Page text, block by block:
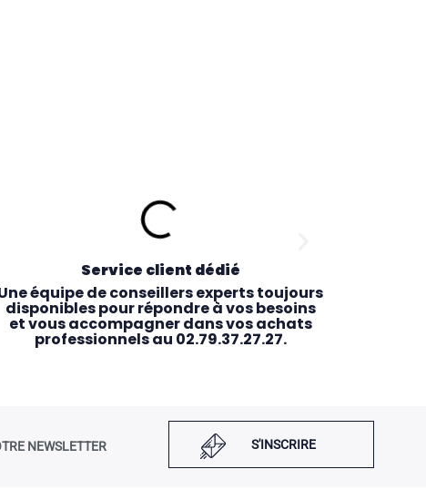
Service client dédié
équipe de conseillers experts toujours
disponibles pour répondre à vos besoins
et vous accompagner dans vos achats
professionnels au 02.79.37.27.27.
NEWSLETTER S'INSCRIRE